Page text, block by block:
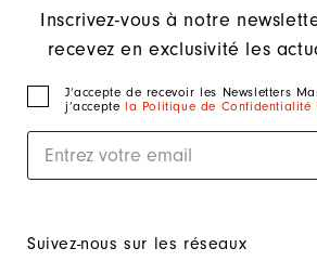
Inscrivez-vous à notre
recevez en exclusivité les
J‘accepte de recevoir les Newsletters
j’accepte la Politique de Confidentialité
Suivez-nous sur les réseaux